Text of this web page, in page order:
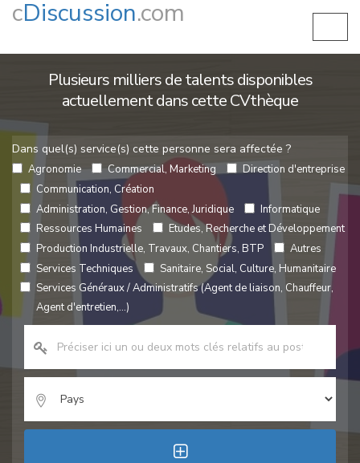
cDiscussion.com
Plusieurs milliers de talents disponibles
actuellement dans cette CVthèque
Dans quel(s) service(s) cette personne sera affectée ?
Agronomie Commercial, Marketing
Direction d'entreprise
Communication, Création
Administration, Gestion, Finance, Juridique
Informatique
Ressources Humaines
Etudes, Recherche et Développement
Production Industrielle, Travaux, Chantiers, BTP
Autres
Services Techniques
Sanitaire, Social, Culture, Humanitaire
Services Généraux / Administratifs (Agent de liaison, Chauffeur,
Agent d'entretien,...)